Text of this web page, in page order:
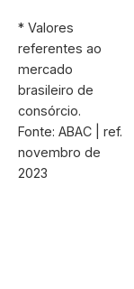
* Valores
referentes ao
mercado
brasileiro de
consórcio.
Fonte: ABAC | ref.
novembro de
2023